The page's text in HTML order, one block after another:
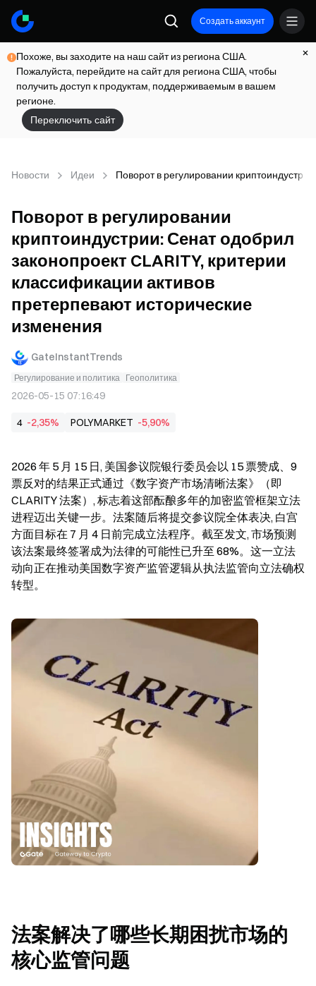
Создать аккаунт
Похоже, вы заходите на наш сайт из региона США.
Пожалуйста, перейдите на сайт для региона США, чтобы
получить доступ к продуктам, поддерживаемым в вашем
регионе.
Переключить сайт
Новости Идеи Поворот в регулировании
Поворот в регулировании
криптоиндустрии: Сенат одобрил
законопроект CLARITY, критерии
классификации активов
претерпевают исторические
изменения
GateInstantTrends
Регулирование и политика Геополитика
2026-05-15 07:16:49
4 -2,35% POLYMARKET -5,90%
2026 年 5 月 15 日, 美国参议院银行委员会以 15 票赞成、9
票反对的结果正式通过《数字资产市场清晰法案》（即
CLARITY 法案）, 标志着这部酝酿多年的加密监管框架立法
进程迈出关键一步。法案随后将提交参议院全体表决, 白宫
方面目标在 7 月 4 日前完成立法程序。截至发文, 市场预测
该法案最终签署成为法律的可能性已升至 68%。这一立法
动向正在推动美国数字资产监管逻辑从执法监管向立法确权
转型。
法案解决了哪些长期困扰市场的
核心监管问题